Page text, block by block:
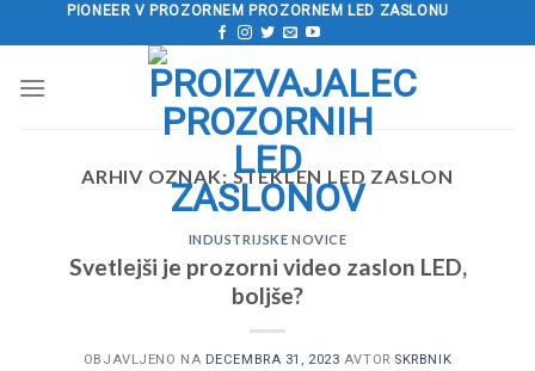
Preskoči
na
PIONEER V PROZORNEM PROZORNEM LED ZASLONU
ARHIV OZNAK: STEKLEN LED ZASLON
INDUSTRIJSKE NOVICE
Svetlejši je prozorni video zaslon LED,
boljše?
OBJAVLJENO NA DECEMBRA 31, 2023 AVTOR SKRBNIK